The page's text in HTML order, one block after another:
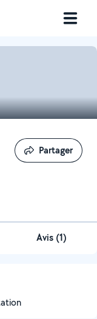
Partager
Partager
Avis (1)